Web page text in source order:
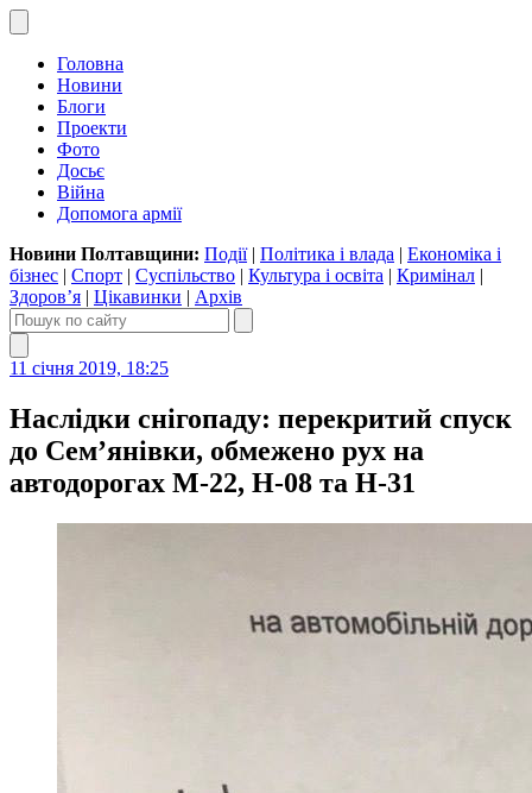
Головна
Новини
Блоги
Проекти
Фото
Досьє
Війна
Допомога армії
Новини Полтавщини: Події| Політика і влада | Економіка і
бізнес | Спорт | Суспільство | Культура і освіта | Кримінал |
Здоров’я | Цікавинки | Архів
11 січня 2019, 18:25
Наслідки снігопаду: перекритий спуск
до Сем’янівки, обмежено рух на
автодорогах М-22, Н-08 та Н-31